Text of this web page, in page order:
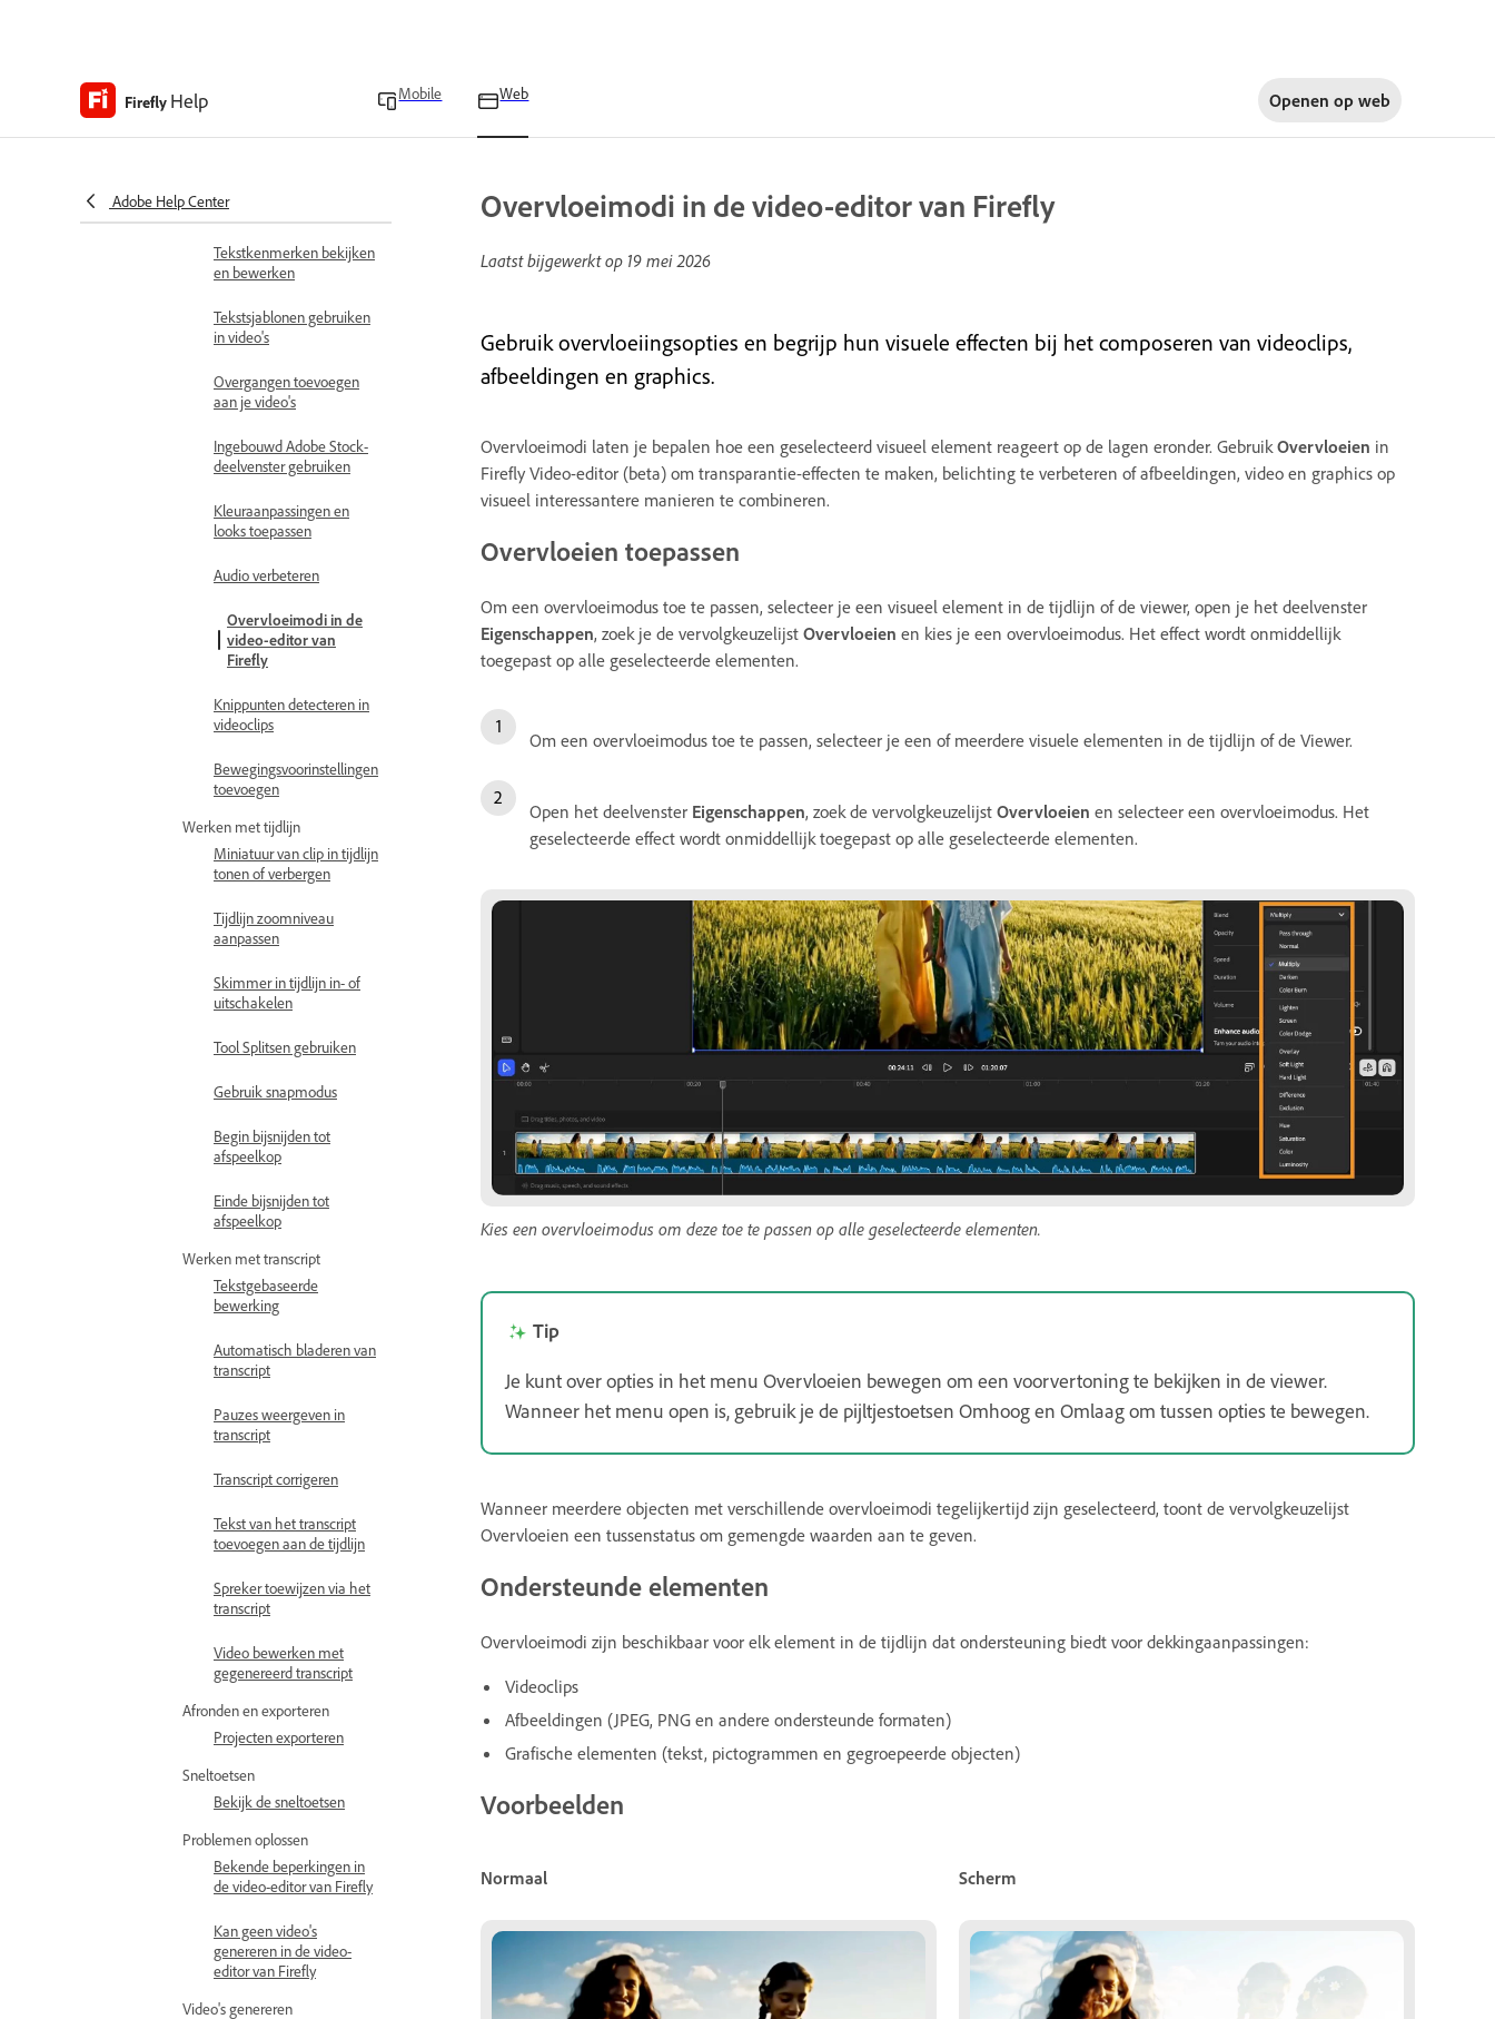
Firefly Help Mobile Web Openen op web
Adobe Help Center
bekijken en bewerken
bekijken en bewerken
Tekstkenmerken bekijken
en bewerken
Tekstsjablonen gebruiken
in video's
Overgangen toevoegen
aan je video's
Ingebouwd Adobe Stock-
deelvenster gebruiken
Kleuraanpassingen en
looks toepassen
Audio verbeteren
Overvloeimodi in de
video-editor van
Firefly
Knippunten detecteren in
videoclips
Bewegingsvoorinstellingen
toevoegen
Werken met tijdlijn
Miniatuur van clip in tijdlijn
tonen of verbergen
Tijdlijn zoomniveau
aanpassen
Skimmer in tijdlijn in- of
uitschakelen
Tool Splitsen gebruiken
Gebruik snapmodus
Begin bijsnijden tot
afspeelkop
Einde bijsnijden tot
afspeelkop
Werken met transcript
Tekstgebaseerde
bewerking
Automatisch bladeren van
transcript
Pauzes weergeven in
transcript
Transcript corrigeren
Tekst van het transcript
toevoegen aan de tijdlijn
Spreker toewijzen via het
transcript
Video bewerken met
gegenereerd transcript
Afronden en exporteren
Projecten exporteren
Sneltoetsen
Bekijk de sneltoetsen
Problemen oplossen
Bekende beperkingen in
de video-editor van Firefly
Kan geen video's
genereren in de video-
editor van Firefly
Video's genereren
Overvloeimodi in de video-editor van Firefly
Laatst bijgewerkt op 19 mei 2026
Gebruik overvloeiingsopties en begrijp hun visuele effecten bij het composeren van videoclips,
afbeeldingen en graphics.
Overvloeimodi laten je bepalen hoe een geselecteerd visueel element reageert op de lagen eronder. GebruikOvervloeien in
Firefly Video-editor (beta) om transparantie-effecten te maken, belichting te verbeteren of afbeeldingen, video en graphics op
visueel interessantere manieren te combineren.
Overvloeien toepassen
Om een overvloeimodus toe te passen, selecteer je een visueel element in de tijdlijn of de viewer, open je het deelvenster
Eigenschappen, zoek je de vervolgkeuzelijst Overvloeien en kies je een overvloeimodus. Het effect wordt onmiddellijk
toegepast op alle geselecteerde elementen.
Om een overvloeimodus toe te passen, selecteer je een of meerdere visuele elementen in de tijdlijn of de Viewer.
Open het deelvenster Eigenschappen, zoek de vervolgkeuzelijst Overvloeien en selecteer een overvloeimodus. Het
geselecteerde effect wordt onmiddellijk toegepast op alle geselecteerde elementen.
Kies een overvloeimodus om deze toe te passen op alle geselecteerde elementen.
Tip
Je kunt over opties in het menu Overvloeien bewegen om een voorvertoning te bekijken in de viewer.
Wanneer het menu open is, gebruik je de pijltjestoetsen Omhoog en Omlaag om tussen opties te bewegen.
Wanneer meerdere objecten met verschillende overvloeimodi tegelijkertijd zijn geselecteerd, toont de vervolgkeuzelijst
Overvloeien een tussenstatus om gemengde waarden aan te geven.
Ondersteunde elementen
Overvloeimodi zijn beschikbaar voor elk element in de tijdlijn dat ondersteuning biedt voor dekkingaanpassingen:
Videoclips
Afbeeldingen (JPEG, PNG en andere ondersteunde formaten)
Grafische elementen (tekst, pictogrammen en gegroepeerde objecten)
Voorbeelden
Normaal Scherm